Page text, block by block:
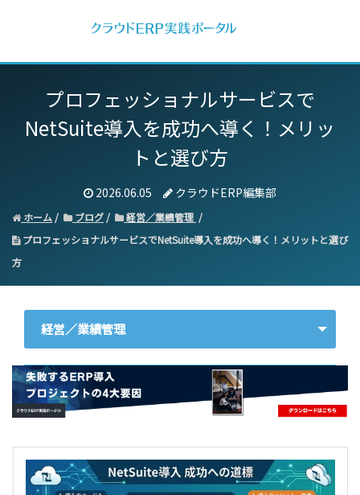
プロフェッショナルサービスで
NetSuite導入を成功へ導く！ メリッ
トと選び方
2026.06.05 クラウドERP編集部
ホーム ブログ
経営／業績管理
プロフェッショナルサービスでNetSuite導入を成功へ導く！メリットと選び
方
経営／業績管理
ERP
会計
サプライチェーン／生産管理
CRM／営業支援／Eコマース